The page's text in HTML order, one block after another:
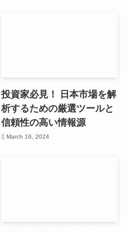
投資家必見！ 日本市場を解
析するための厳選ツールと
信頼性の高い情報源
March 16, 2024